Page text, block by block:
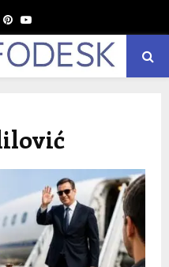
Pinterest
Youtube